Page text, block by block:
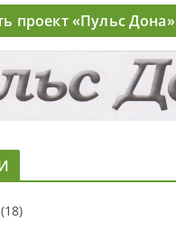
проект «Пульс Дона»
(18)